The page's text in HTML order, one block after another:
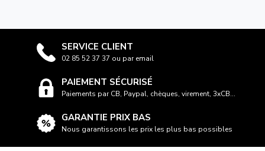
SERVICE CLIENT
02 85 52 37 37 ou par email
PAIEMENT SÉCURISÉ
Paiements par CB, Paypal, chèques, virement, 3xCB...
GARANTIE PRIX BAS
Nous garantissons les prix les plus bas possibles